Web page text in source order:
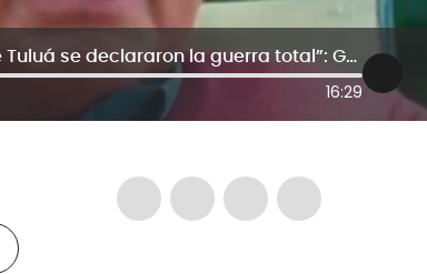
“Banda ‘La Inmaculada’ y alcalde de Tuluá se declararon la guerra total”: Gustavo Álvarez
16:29